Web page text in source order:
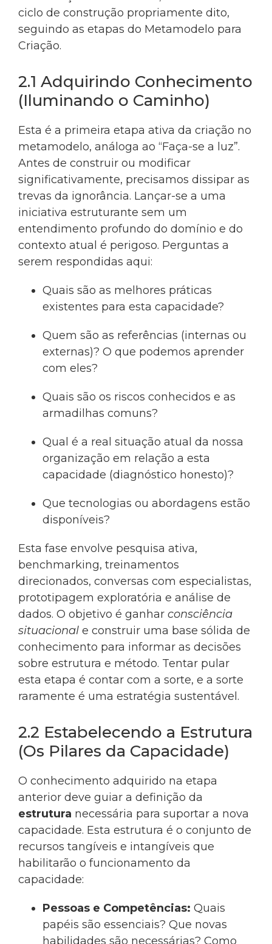
ciclo de construção propriamente dito,
seguindo as etapas do Metamodelo para
Criação.
2.1 Adquirindo Conhecimento
(Iluminando o Caminho)
Esta é a primeira etapa ativa da criação no
metamodelo, análoga ao “Faça-se a luz”.
Antes de construir ou modificar
significativamente, precisamos dissipar as
trevas da ignorância. Lançar-se a uma
iniciativa estruturante sem um
entendimento profundo do domínio e do
contexto atual é perigoso. Perguntas a
serem respondidas aqui:
Quais são as melhores práticas
existentes para esta capacidade?
Quem são as referências (internas ou
externas)? O que podemos aprender
com eles?
Quais são os riscos conhecidos e as
armadilhas comuns?
Qual é a real situação atual da nossa
organização em relação a esta
capacidade (diagnóstico honesto)?
Que tecnologias ou abordagens estão
disponíveis?
Esta fase envolve pesquisa ativa,
benchmarking, treinamentos
direcionados, conversas com especialistas,
prototipagem exploratória e análise de
dados. O objetivo é ganhar consciência
situacional e construir uma base sólida de
conhecimento para informar as decisões
sobre estrutura e método. Tentar pular
esta etapa é contar com a sorte, e a sorte
raramente é uma estratégia sustentável.
2.2 Estabelecendo a Estrutura
(Os Pilares da Capacidade)
O conhecimento adquirido na etapa
anterior deve guiar a definição da
estrutura necessária para suportar a nova
capacidade. Esta estrutura é o conjunto de
recursos tangíveis e intangíveis que
habilitarão o funcionamento da
capacidade:
Pessoas e Competências: Quais
papéis são essenciais? Que novas
habilidades são necessárias? Como